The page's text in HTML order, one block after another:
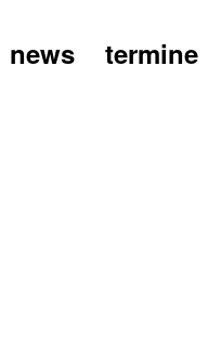
news termine